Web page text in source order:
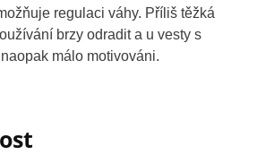
regulaci váhy. Příliš těžká
brzy odradit a u vesty s
málo motivováni.